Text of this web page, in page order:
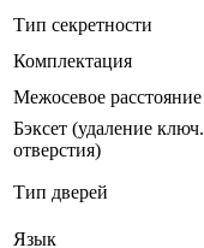
Тип секретности
Комплектация
Межосевое расстояние
Бэксет (удаление ключ.
отверстия)
Тип дверей
Язык